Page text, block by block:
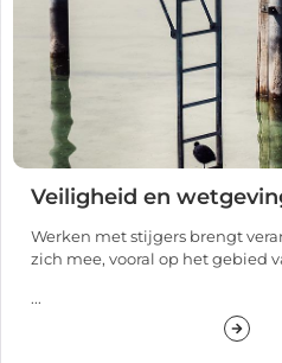
Veiligheid en
Werken met stijgers brengt
zich mee, vooral op het gebied
...